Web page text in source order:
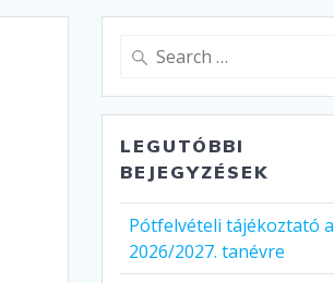
Search
LEGUTÓBBI
BEJEGYZÉSEK
Pótfelvételi tájékoztató a
2026/2027. tanévre